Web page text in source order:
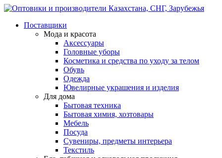
Поставщики
Мода и красота
Аксессуары
Головные уборы
Косметика и средства по уходу за телом
Обувь
Одежда
Ювелирные украшения и изделия
Для дома
Бытовая техника
Бытовая химия, хозтовары
Мебель
Посуда
Сувениры, предметы интерьера
Текстиль